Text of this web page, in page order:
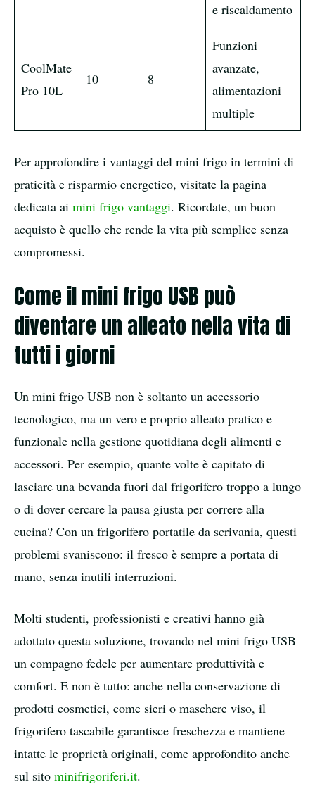
e riscaldamento
CoolMate
Pro 10L
10 8
Funzioni
avanzate,
alimentazioni
multiple
Per approfondire i vantaggi del mini frigo in termini di
praticità e risparmio energetico, visitate la pagina
dedicata ai mini frigo vantaggi. Ricordate, un buon
acquisto è quello che rende la vita più semplice senza
compromessi.
Come il mini frigo USB può
diventare un alleato nella vita di
tutti i giorni
Un mini frigo USB non è soltanto un accessorio
tecnologico, ma un vero e proprio alleato pratico e
funzionale nella gestione quotidiana degli alimenti e
accessori. Per esempio, quante volte è capitato di
lasciare una bevanda fuori dal frigorifero troppo a lungo
o di dover cercare la pausa giusta per correre alla
cucina? Con un frigorifero portatile da scrivania, questi
problemi svaniscono: il fresco è sempre a portata di
mano, senza inutili interruzioni.
Molti studenti, professionisti e creativi hanno già
adottato questa soluzione, trovando nel mini frigo USB
un compagno fedele per aumentare produttività e
comfort. E non è tutto: anche nella conservazione di
prodotti cosmetici, come sieri o maschere viso, il
frigorifero tascabile garantisce freschezza e mantiene
intatte le proprietà originali, come approfondito anche
sul sito minifrigoriferi.it.